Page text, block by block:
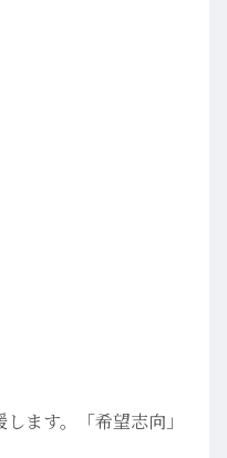
ます。「希望志向」